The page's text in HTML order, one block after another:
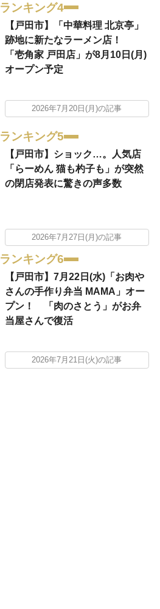
ランキング4
【戸田市】「中華料理 北京亭」
跡地に新たなラーメン店！
「壱角家 戸田店」が8月10日(月)
オープン予定
2026年7月20日(月)の記事
ランキング5
【戸田市】ショック…。人気店
「らーめん 猫も杓子も」が突然
の閉店発表に驚きの声多数
2026年7月27日(月)の記事
ランキング6
【戸田市】7月22日(水)「お肉や
さんの手作り弁当 MAMA」オー
プン！ 「肉のさとう」がお弁
当屋さんで復活
2026年7月21日(火)の記事